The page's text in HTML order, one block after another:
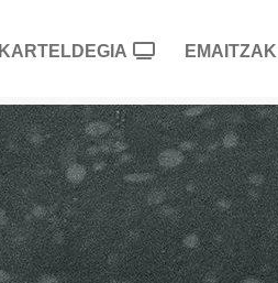
KARTELDEGIA EMAITZAK